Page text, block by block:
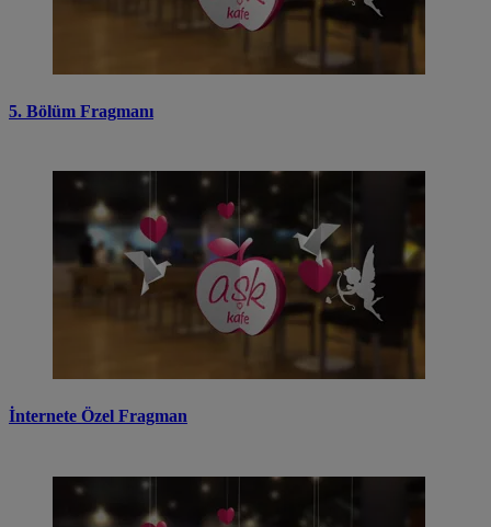
5. Bölüm Fragmanı
İnternete Özel Fragman